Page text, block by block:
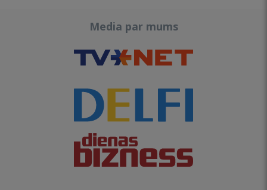
Media par mums